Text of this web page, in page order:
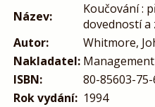
Název:
Koučování :
dovedností a
Autor:
Whitmore,
Nakladatel:
ISBN:
80-85603-75-
Rok vydání: 1994